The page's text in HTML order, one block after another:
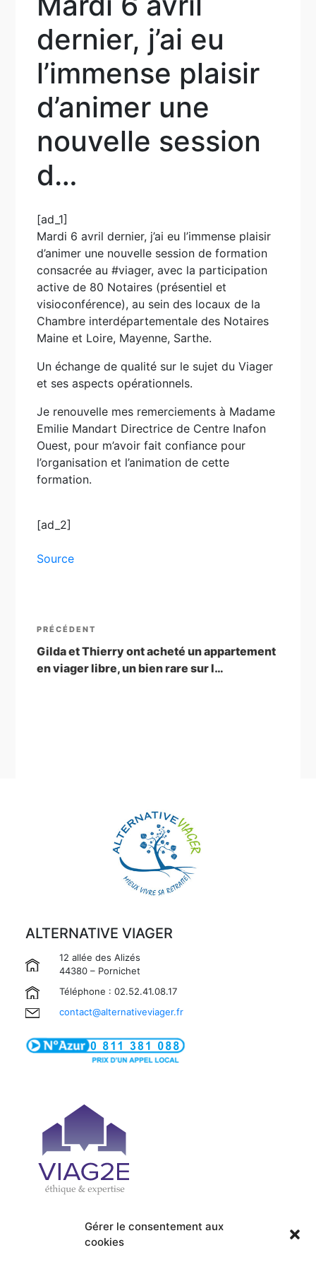
Gérer le consentement aux
cookies
dernier, j’ai eu
l’immense plaisir
d’animer une
nouvelle session
d…
[ad_1]
Mardi 6 avril dernier, j’ai eu l’immense plaisir
d’animer une nouvelle session de formation
consacrée au #viager, avec la participation
active de 80 Notaires (présentiel et
visioconférence), au sein des locaux de la
Chambre interdépartementale des Notaires
Maine et Loire, Mayenne, Sarthe.
Un échange de qualité sur le sujet du Viager
et ses aspects opérationnels.
Je renouvelle mes remerciements à Madame
Emilie Mandart Directrice de Centre Inafon
Ouest, pour m’avoir fait confiance pour
l’organisation et l’animation de cette
formation.
[ad_2]
Source
Navigation
de
l’article
Article
précédent
PRÉCÉDENT
Gilda et Thierry ont acheté un appartement
en viager libre, un bien rare sur l…
ALTERNATIVE VIAGER
12 allée des Alizés
44380 – Pornichet
Téléphone : 02.52.41.08.17
contact@alternativeviager.fr